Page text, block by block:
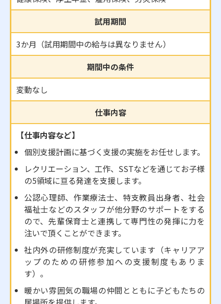
試用期間
3か月（試用期間中の給与は異なりません）
期間中の条件
変動なし
仕事内容
【仕事内容など】
個別支援計画に基づく支援の実施をお任せします。
レクリエーション、工作、SSTなどを通じてお子様
の5領域に亘る発達を支援します。
公認心理師、作業療法士、特支教員出身者、社会
福祉士などのスタッフが他分野のサポートをする
ので、先輩保育士と連携して専門性の発揮に力を
注いで頂くことができます。
社内外の研修制度が充実しています（キャリアア
ップのための研修参加への支援制度もありま
す）。
暖かい雰囲気の職場の仲間とともに子どもたちの